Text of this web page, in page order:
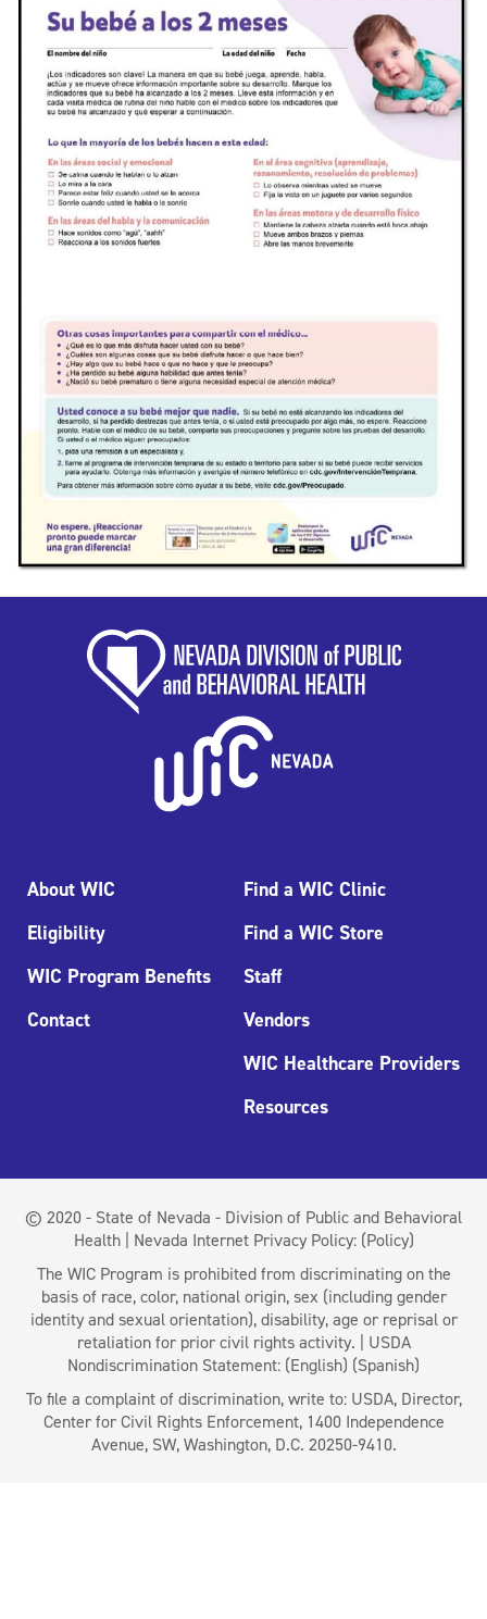
About WIC
Eligibility
WIC Program Benefits
Contact
Find a WIC Clinic
Find a WIC Store
Staff
Vendors
WIC Healthcare Providers
Resources
© 2020 - State of Nevada - Division of Public and Behavioral
Health | Nevada Internet Privacy Policy: (Policy)
The WIC Program is prohibited from discriminating on the
basis of race, color, national origin, sex (including gender
identity and sexual orientation), disability, age or reprisal or
retaliation for prior civil rights activity. | USDA
Nondiscrimination Statement: (English) (Spanish)
To file a complaint of discrimination, write to: USDA, Director,
Center for Civil Rights Enforcement, 1400 Independence
Avenue, SW, Washington, D.C. 20250-9410.